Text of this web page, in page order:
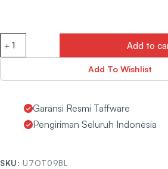
Add to
Add To Wishlist
Garansi Resmi Taffware
Pengiriman Seluruh Indonesia
SKU:U7OT09BL